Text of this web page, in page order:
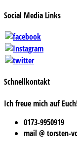
Social Media Links
Schnellkontakt
Ich freue mich auf
0173-9950919
mail @ torsten-